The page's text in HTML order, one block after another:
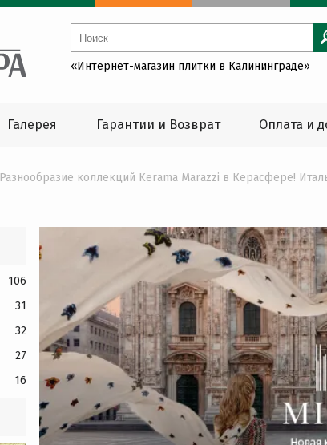
«Интернет-магазин плитки в Калининграде»
Галерея Гарантии и Возврат Оплата и
Разнообразие коллекций Kerama Marazzi в Керасфере!
106
31
32
27
16